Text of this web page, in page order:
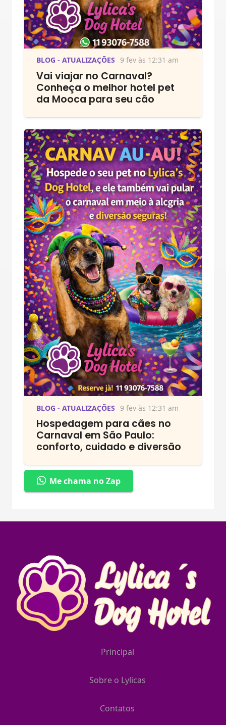
BLOG - ATUALIZAÇÕES 9 fev às 12:31 am
Vai viajar no Carnaval?
Conheça o melhor hotel pet
da Mooca para seu cão
BLOG - ATUALIZAÇÕES 9 fev às 12:31 am
Hospedagem para cães no
Carnaval em São Paulo:
conforto, cuidado e diversão
Me chama no Zap
Principal
Sobre o Lylicas
Contatos